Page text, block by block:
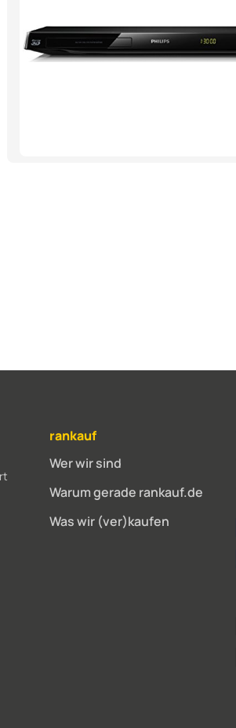
rankauf
Wer wir sind
Warum gerade rankauf.de
Was wir (ver)kaufen